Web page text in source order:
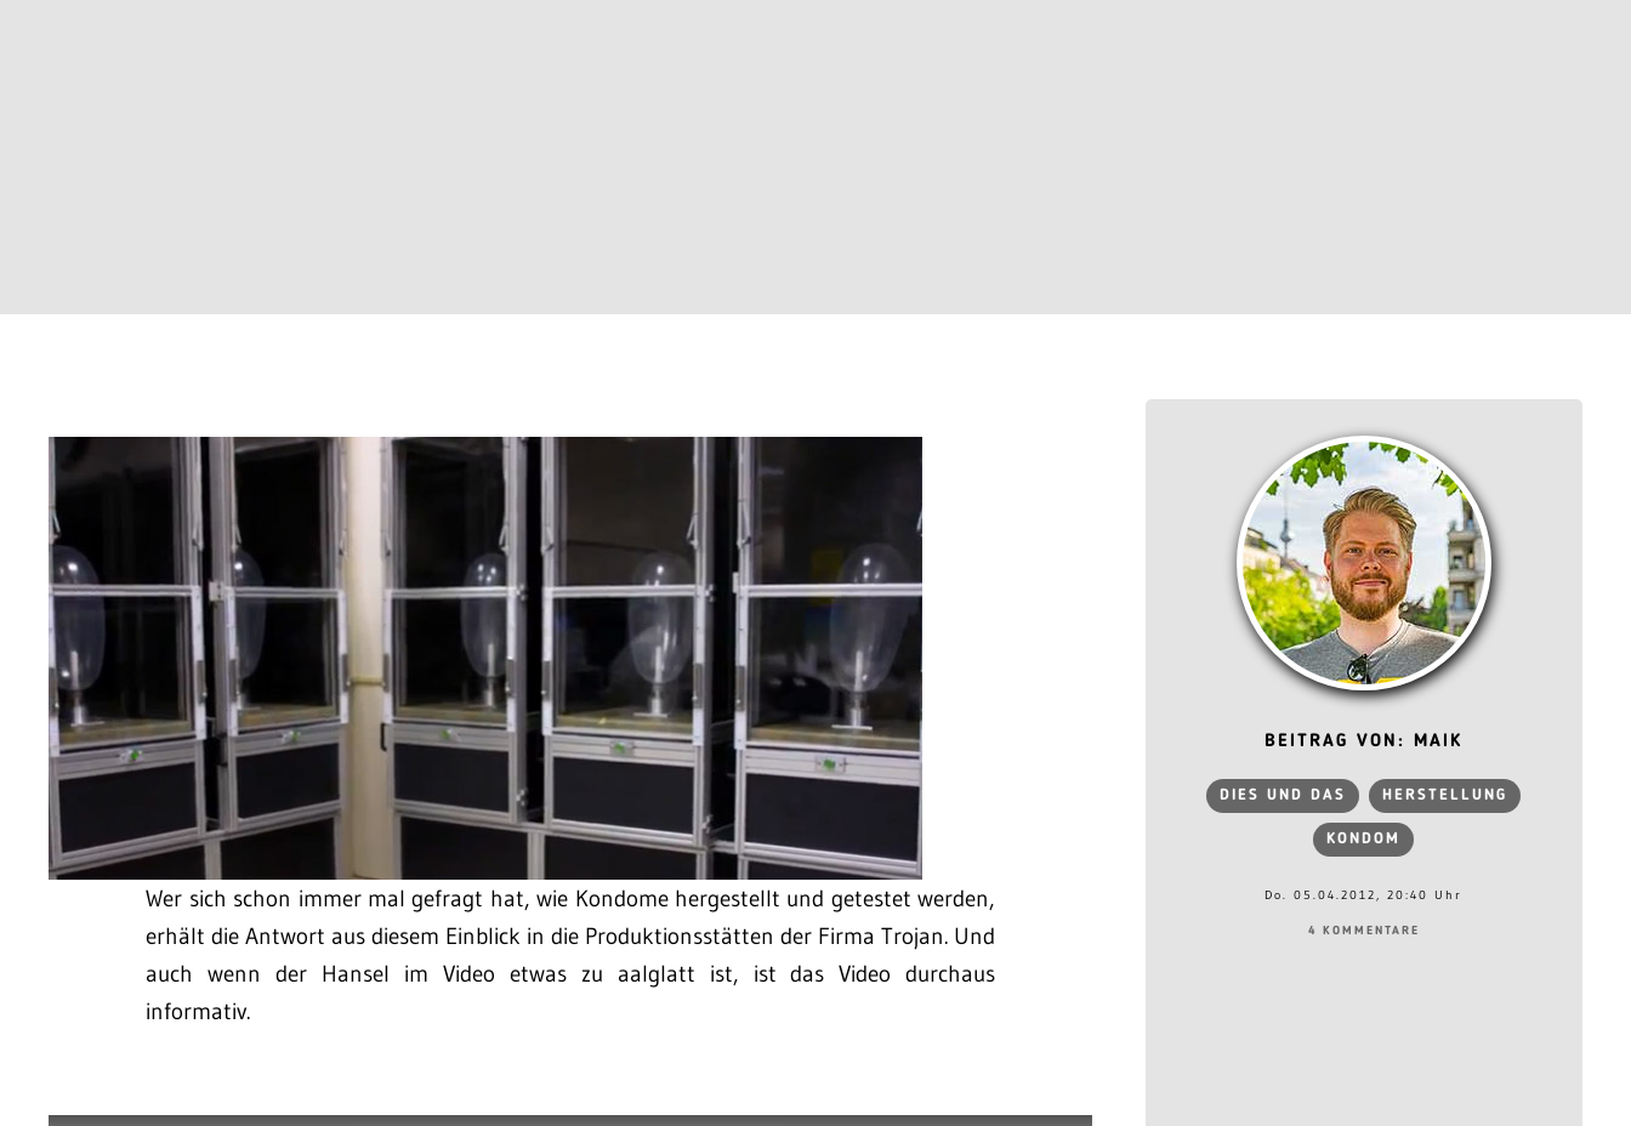
Wer sich schon immer mal gefragt hat, wie Kondome hergestellt und getestet werden,
erhält die Antwort aus diesem Einblick in die Produktionsstätten der Firma Trojan. Und
auch wenn der Hansel im Video etwas zu aalglatt ist, ist das Video durchaus
informativ.
BEITRAG VON: MAIK
DIES UND DAS HERSTELLUNG
KONDOM
Do. 05.04.2012, 20:40 Uhr
4 KOMMENTARE